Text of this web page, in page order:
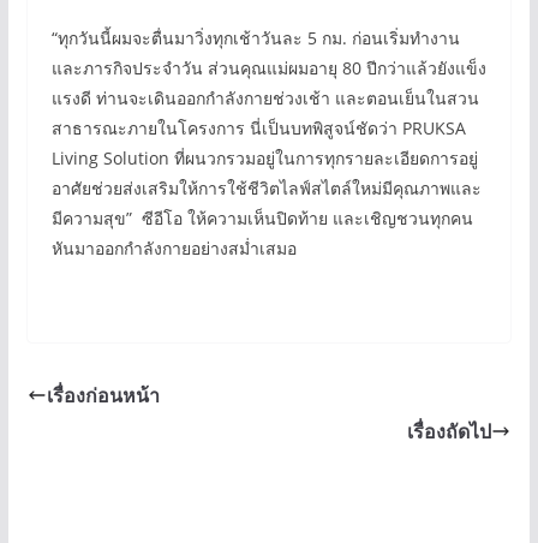
“ทุกวันนี้ผมจะตื่นมาวิ่งทุกเช้าวันละ 5 กม. ก่อนเริ่มทำงาน
และภารกิจประจำวัน ส่วนคุณแม่ผมอายุ 80 ปีกว่าแล้วยังแข็ง
แรงดี ท่านจะเดินออกกำลังกายช่วงเช้า และตอนเย็นในสวน
สาธารณะภายในโครงการ นี่เป็นบทพิสูจน์ชัดว่า PRUKSA
Living Solution ที่ผนวกรวมอยู่ในการทุกรายละเอียดการอยู่
อาศัยช่วยส่งเสริมให้การใช้ชีวิตไลฟ์สไตล์ใหม่มีคุณภาพและ
มีความสุข” ซีอีโอ ให้ความเห็นปิดท้าย และเชิญชวนทุกคน
หันมาออกกำลังกายอย่างสม่ำเสมอ
เรื่องก่อนหน้า
เรื่องถัดไป